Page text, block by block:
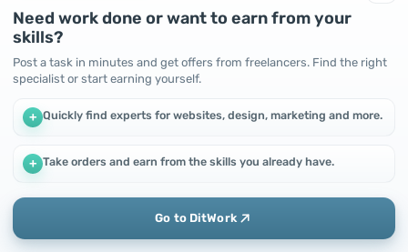
Пушкинская 65
Need work done or want to earn from your
skills?
Post a task in minutes and get offers from freelancers. Find the right
specialist or start earning yourself.
+ Quickly find experts for websites, design, marketing and more.
+ Take orders and earn from the skills you already have.
Go to DitWork
We use cookies to improve performance and make the site
Add Home Messages Profile